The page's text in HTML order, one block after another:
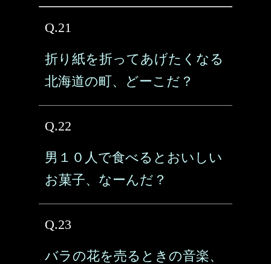
Q.21
折り紙を折ってあげたくなる
北海道の町、どーこだ？
Q.22
男１０人で食べるとおいしい
お菓子、なーんだ？
Q.23
バラの花を売るときの音楽、